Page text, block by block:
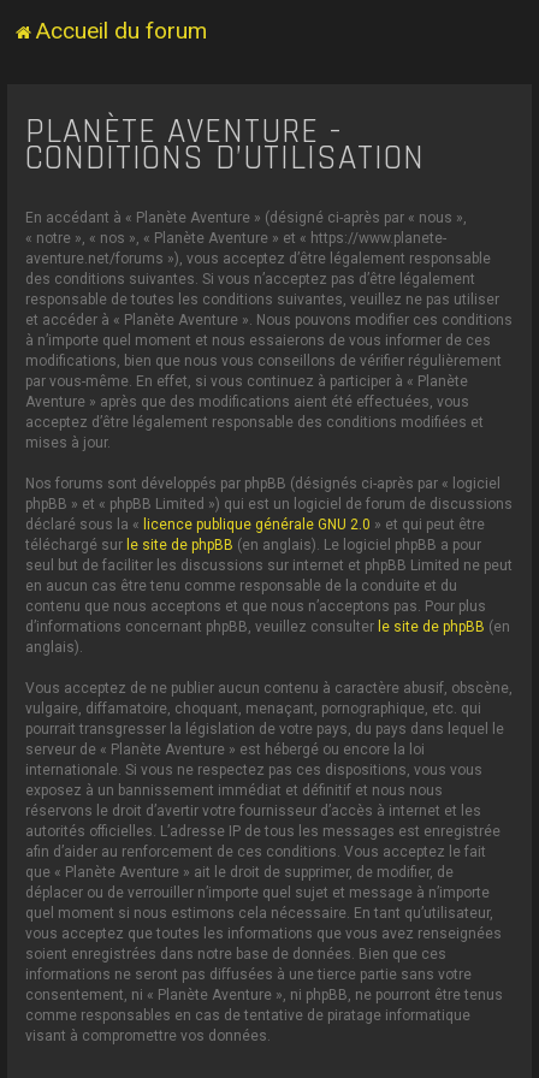
Accueil du forum
PLANÈTE AVENTURE -
CONDITIONS D’UTILISATION
En accédant à « Planète Aventure » (désigné ci-après par « nous »,
« notre », « nos », « Planète Aventure » et « https://www.planete-
aventure.net/forums »), vous acceptez d’être légalement responsable
des conditions suivantes. Si vous n’acceptez pas d’être légalement
responsable de toutes les conditions suivantes, veuillez ne pas utiliser
et accéder à « Planète Aventure ». Nous pouvons modifier ces conditions
à n’importe quel moment et nous essaierons de vous informer de ces
modifications, bien que nous vous conseillons de vérifier régulièrement
par vous-même. En effet, si vous continuez à participer à « Planète
Aventure » après que des modifications aient été effectuées, vous
acceptez d’être légalement responsable des conditions modifiées et
mises à jour.
Nos forums sont développés par phpBB (désignés ci-après par « logiciel
phpBB » et « phpBB Limited ») qui est un logiciel de forum de discussions
déclaré sous la « licence publique générale GNU 2.0 » et qui peut être
téléchargé sur le site de phpBB (en anglais). Le logiciel phpBB a pour
seul but de faciliter les discussions sur internet et phpBB Limited ne peut
en aucun cas être tenu comme responsable de la conduite et du
contenu que nous acceptons et que nous n’acceptons pas. Pour plus
d’informations concernant phpBB, veuillez consulter le site de phpBB (en
anglais).
Vous acceptez de ne publier aucun contenu à caractère abusif, obscène,
vulgaire, diffamatoire, choquant, menaçant, pornographique, etc. qui
pourrait transgresser la législation de votre pays, du pays dans lequel le
serveur de « Planète Aventure » est hébergé ou encore la loi
internationale. Si vous ne respectez pas ces dispositions, vous vous
exposez à un bannissement immédiat et définitif et nous nous
réservons le droit d’avertir votre fournisseur d’accès à internet et les
autorités officielles. L’adresse IP de tous les messages est enregistrée
afin d’aider au renforcement de ces conditions. Vous acceptez le fait
que « Planète Aventure » ait le droit de supprimer, de modifier, de
déplacer ou de verrouiller n’importe quel sujet et message à n’importe
quel moment si nous estimons cela nécessaire. En tant qu’utilisateur,
vous acceptez que toutes les informations que vous avez renseignées
soient enregistrées dans notre base de données. Bien que ces
informations ne seront pas diffusées à une tierce partie sans votre
consentement, ni « Planète Aventure », ni phpBB, ne pourront être tenus
comme responsables en cas de tentative de piratage informatique
visant à compromettre vos données.